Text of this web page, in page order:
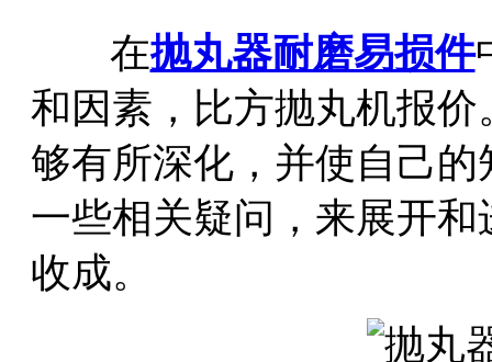
在抛丸器耐磨易损件
和因素，比方抛丸机报
够有所深化，并使自己
一些相关疑问，来展开
收成。